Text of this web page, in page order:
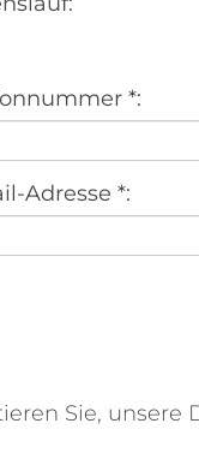
*:
Adresse *:
Sie,